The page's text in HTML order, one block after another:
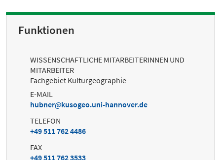
Funktionen
WISSENSCHAFTLICHE MITARBEITERINNEN UND
MITARBEITER
Fachgebiet Kulturgeographie
E-MAIL
hubner
kusogeo.uni-hannover.de
TELEFON
+49 511 762 4486
FAX
+49 511 762 3533